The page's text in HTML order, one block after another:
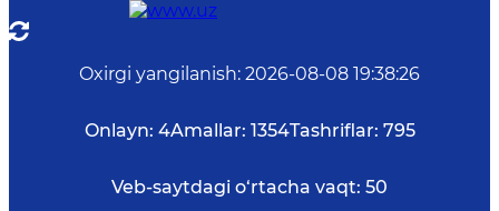
Oxirgi yangilanish: 2026-08-08 19:38:26
Onlayn: 4Amallar: 1354Tashriflar: 795
Veb-saytdagi o‘rtacha vaqt: 50